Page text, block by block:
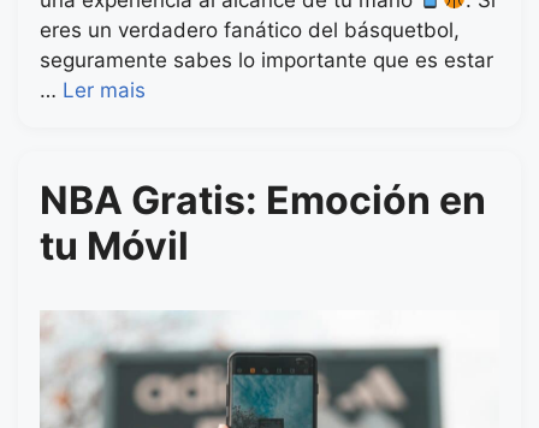
eres un verdadero fanático del básquetbol,
seguramente sabes lo importante que es estar
… Ler mais
NBA Gratis: Emoción en
tu Móvil